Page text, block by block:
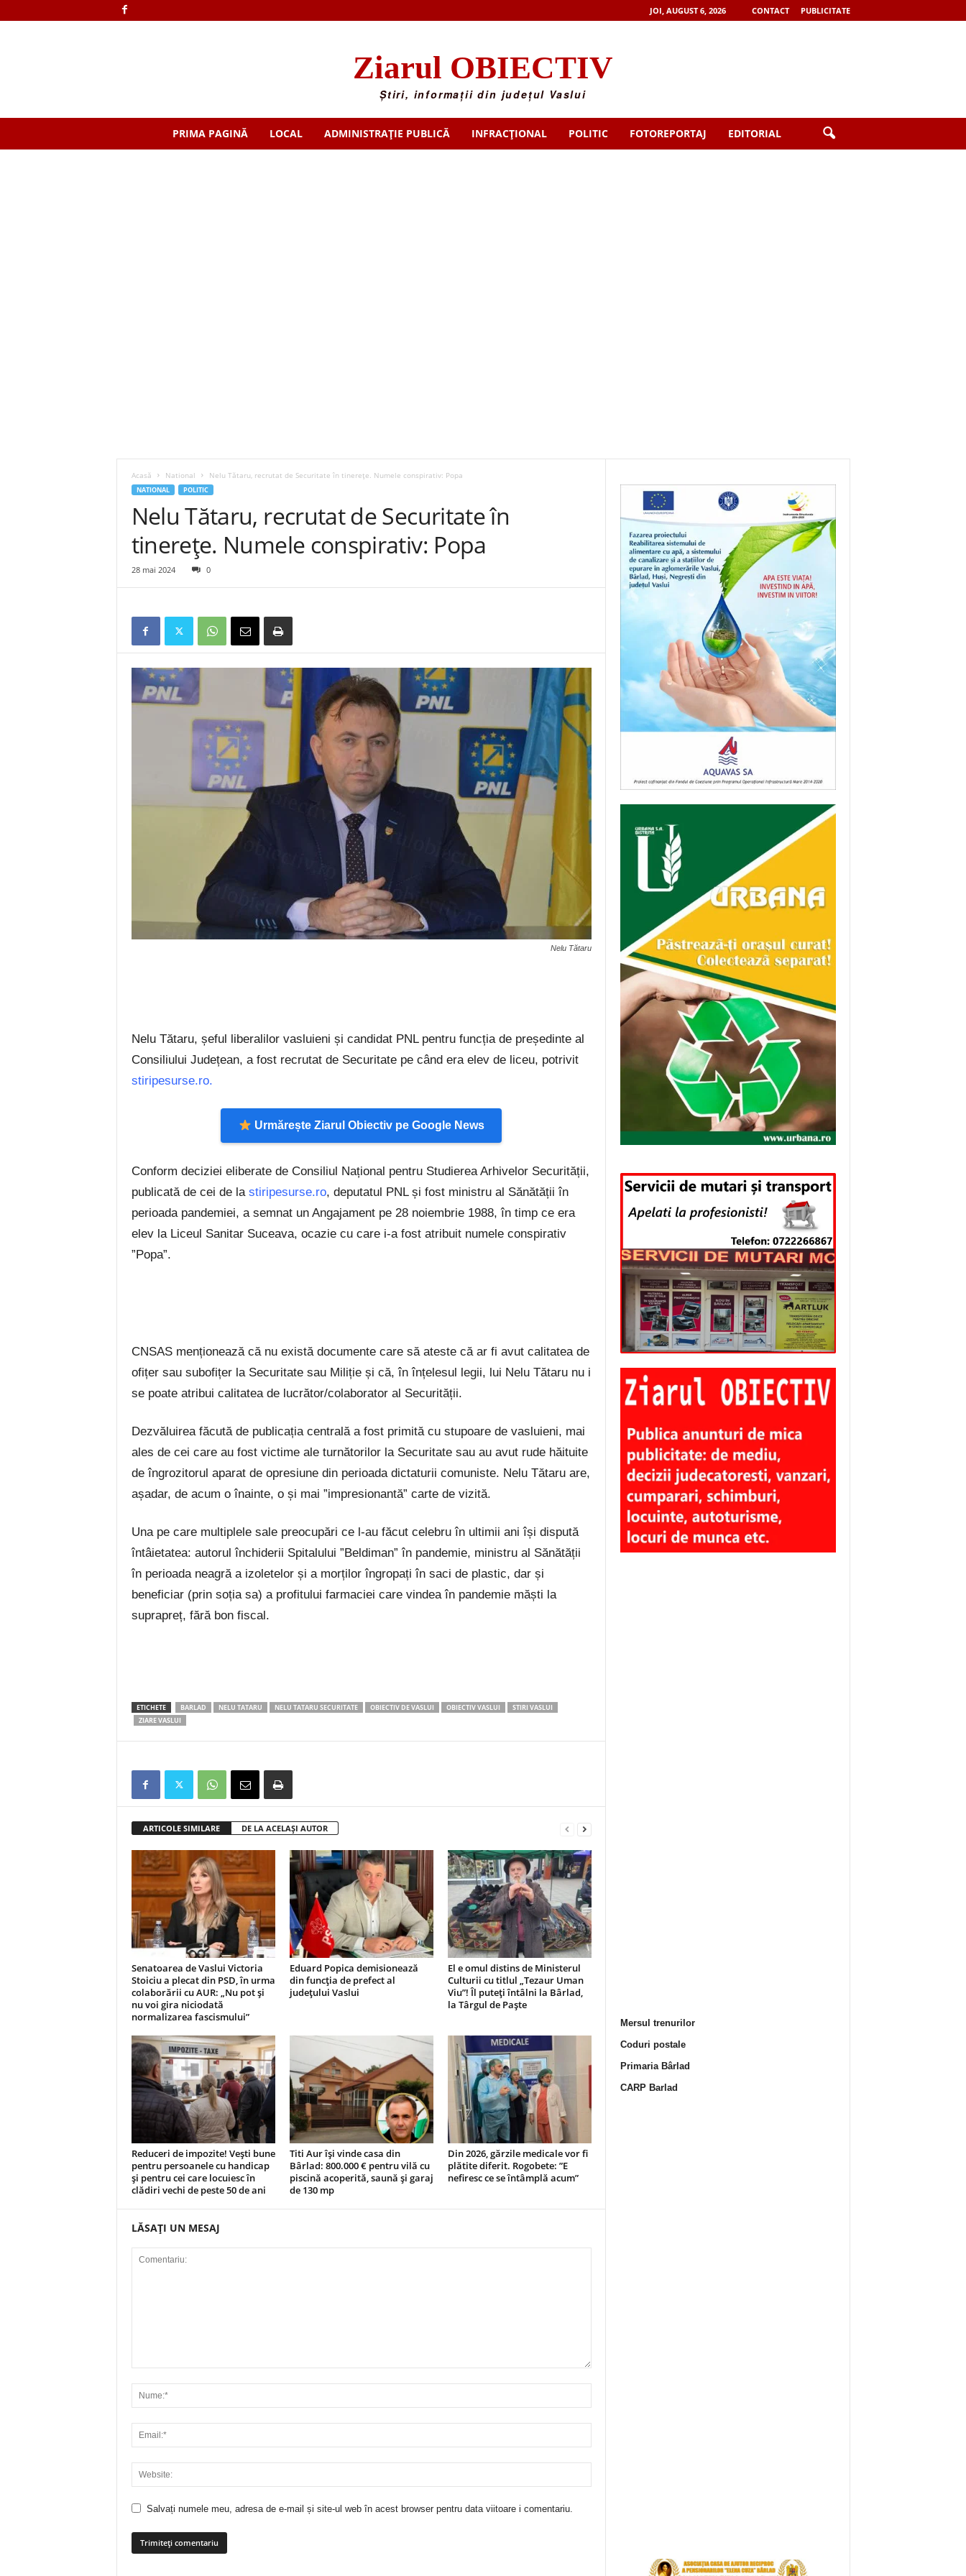
JOI, AUGUST 6, 2026 CONTACT PUBLICITATE
Ziarul OBIECTIV
Știri, informații din județul Vaslui
PRIMA PAGINĂ LOCAL ADMINISTRAȚIE PUBLICĂ INFRACȚIONAL POLITIC FOTOREPORTAJ EDITORIAL
Acasă National Nelu Tătaru, recrutat de Securitate în tinerețe. Numele conspirativ: Popa
NATIONAL POLITIC
Nelu Tătaru, recrutat de Securitate în
tinerețe. Numele conspirativ: Popa
28 mai 2024 0
Nelu Tătaru
Nelu Tătaru, șeful liberalilor vasluieni și candidat PNL pentru funcția de președinte al
Consiliului Județean, a fost recrutat de Securitate pe când era elev de liceu, potrivit
stiripesurse.ro.
Urmărește Ziarul Obiectiv pe Google News
Conform deciziei eliberate de Consiliul Național pentru Studierea Arhivelor Securității,
publicată de cei de la stiripesurse.ro, deputatul PNL și fost ministru al Sănătății în
perioada pandemiei, a semnat un Angajament pe 28 noiembrie 1988, în timp ce era
elev la Liceul Sanitar Suceava, ocazie cu care i-a fost atribuit numele conspirativ
”Popa”.
CNSAS menționează că nu există documente care să ateste că ar fi avut calitatea de
ofițer sau subofițer la Securitate sau Miliție și că, în înțelesul legii, lui Nelu Tătaru nu i
se poate atribui calitatea de lucrător/colaborator al Securității.
Dezvăluirea făcută de publicația centrală a fost primită cu stupoare de vasluieni, mai
ales de cei care au fost victime ale turnătorilor la Securitate sau au avut rude hăituite
de îngrozitorul aparat de opresiune din perioada dictaturii comuniste. Nelu Tătaru are,
așadar, de acum o înainte, o și mai ”impresionantă” carte de vizită.
Una pe care multiplele sale preocupări ce l-au făcut celebru în ultimii ani își dispută
întâietatea: autorul închiderii Spitalului ”Beldiman” în pandemie, ministru al Sănătății
în perioada neagră a izoletelor și a morților îngropați în saci de plastic, dar și
beneficiar (prin soția sa) a profitului farmaciei care vindea în pandemie măști la
suprapreț, fără bon fiscal.
ETICHETE BARLAD NELU TATARU NELU TATARU SECURITATE OBIECTIV DE VASLUI OBIECTIV VASLUI
STIRI VASLUI
ZIARE VASLUI
ARTICOLE SIMILARE DE LA ACELAȘI AUTOR
Senatoarea de Vaslui Victoria
Stoiciu a plecat din PSD, în urma
colaborării cu AUR: „Nu pot și
nu voi gira niciodată
normalizarea fascismului”
Eduard Popica demisionează
din funcția de prefect al
județului Vaslui
El e omul distins de Ministerul
Culturii cu titlul „Tezaur Uman
Viu”! Îl puteți întâlni la Bârlad,
la Târgul de Paște
Reduceri de impozite! Vești bune
pentru persoanele cu handicap
și pentru cei care locuiesc în
clădiri vechi de peste 50 de ani
Titi Aur își vinde casa din
Bârlad: 800.000 € pentru vilă cu
piscină acoperită, saună și garaj
de 130 mp
Din 2026, gărzile medicale vor fi
plătite diferit. Rogobete: ”E
nefiresc ce se întâmplă acum”
LĂSAȚI UN MESAJ
Salvați numele meu, adresa de e-mail și site-ul web în acest browser pentru data viitoare i comentariu.
Mersul trenurilor
Coduri postale
Primaria Bârlad
CARP Barlad